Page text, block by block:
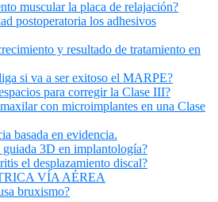
muscular la placa de relajación?
postoperatoria los adhesivos
y resultado de tratamiento en
si va a ser exitoso el MARPE?
para corregir la Clase III?
con microimplantes en una Clase
basada en evidencia.
3D en implantología?
el desplazamiento discal?
VÍA AÉREA
bruxismo?